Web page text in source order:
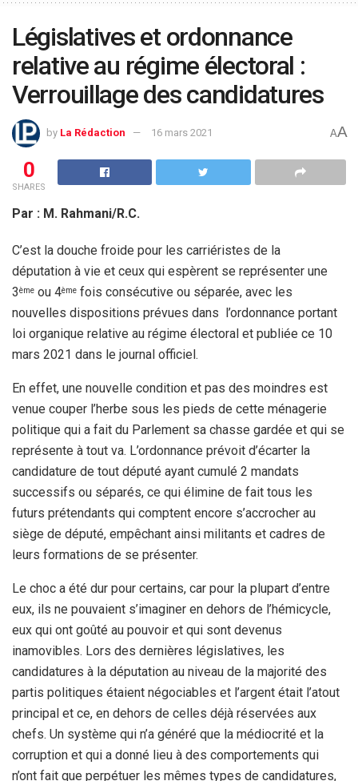
Législatives et ordonnance
relative au régime électoral :
Verrouillage des candidatures
by La Rédaction 16 mars 2021 AA
0
SHARES
Par : M. Rahmani/R.C.
C’est la douche froide pour les carriéristes de la
députation à vie et ceux qui espèrent se représenter une
3ème ou 4ème fois consécutive ou séparée, avec les
nouvelles dispositions prévues dans l’ordonnance portant
loi organique relative au régime électoral et publiée ce 10
mars 2021 dans le journal officiel.
En effet, une nouvelle condition et pas des moindres est
venue couper l’herbe sous les pieds de cette ménagerie
politique qui a fait du Parlement sa chasse gardée et qui se
représente à tout va. L’ordonnance prévoit d’écarter la
candidature de tout député ayant cumulé 2 mandats
successifs ou séparés, ce qui élimine de fait tous les
futurs prétendants qui comptent encore s’accrocher au
siège de député, empêchant ainsi militants et cadres de
leurs formations de se présenter.
Le choc a été dur pour certains, car pour la plupart d’entre
eux, ils ne pouvaient s’imaginer en dehors de l’hémicycle,
eux qui ont goûté au pouvoir et qui sont devenus
inamovibles. Lors des dernières législatives, les
candidatures à la députation au niveau de la majorité des
partis politiques étaient négociables et l’argent était l’atout
principal et ce, en dehors de celles déjà réservées aux
chefs. Un système qui n’a généré que la médiocrité et la
corruption et qui a donné lieu à des comportements qui
n’ont fait que perpétuer les mêmes types de candidatures,